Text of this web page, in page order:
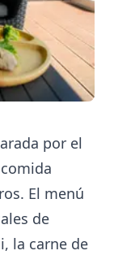
por el
El menú
de
la carne de